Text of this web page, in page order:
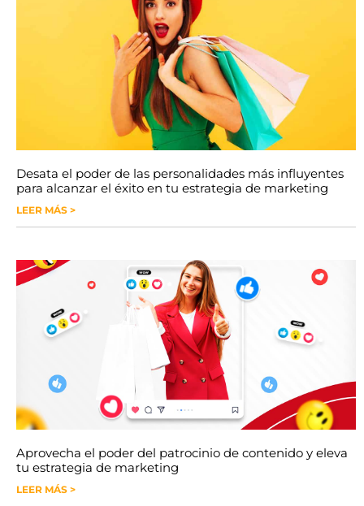
Desata el poder de las personalidades más influyentes
para alcanzar el éxito en tu estrategia de marketing
LEER MÁS >
Aprovecha el poder del patrocinio de contenido y eleva
tu estrategia de marketing
LEER MÁS >